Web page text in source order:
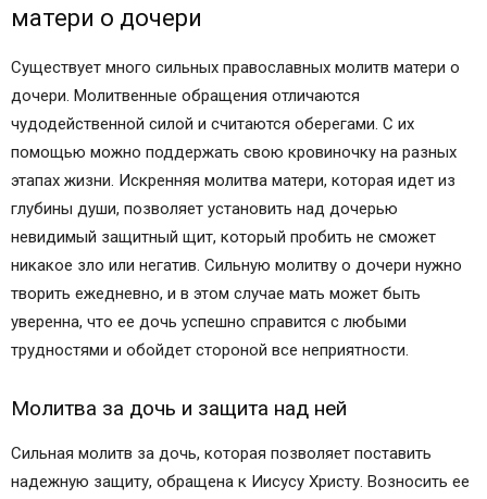
матери о дочери
Существует много сильных православных молитв матери о
дочери. Молитвенные обращения отличаются
чудодейственной силой и считаются оберегами. С их
помощью можно поддержать свою кровиночку на разных
этапах жизни. Искренняя молитва матери, которая идет из
глубины души, позволяет установить над дочерью
невидимый защитный щит, который пробить не сможет
никакое зло или негатив. Сильную молитву о дочери нужно
творить ежедневно, и в этом случае мать может быть
уверенна, что ее дочь успешно справится с любыми
трудностями и обойдет стороной все неприятности.
Молитва за дочь и защита над ней
Сильная молитв за дочь, которая позволяет поставить
надежную защиту, обращена к Иисусу Христу. Возносить ее